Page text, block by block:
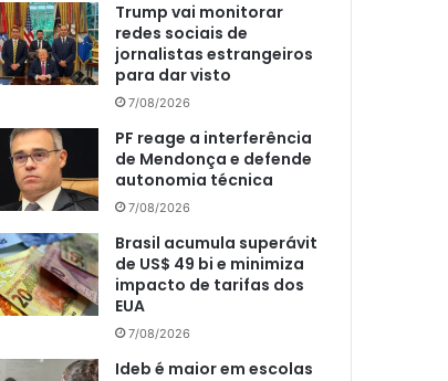
Trump vai monitorar
redes sociais de
jornalistas estrangeiros
para dar visto
7/08/2026
PF reage a interferência
de Mendonça e defende
autonomia técnica
7/08/2026
Brasil acumula superávit
de US$ 49 bi e minimiza
impacto de tarifas dos
EUA
7/08/2026
Ideb é maior em escolas